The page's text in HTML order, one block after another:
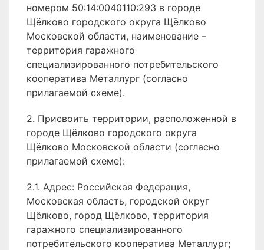
номером 50:14:0040110:293 в городе
Щёлково городского округа Щёлково
Московской области, наименование –
территория гаражного
специализированного потребительского
кооператива Металлург (согласно
прилагаемой схеме).
2. Присвоить территории, расположенной в
городе Щёлково городского округа
Щёлково Московской области (согласно
прилагаемой схеме):
2.1. Адрес: Российская Федерация,
Московская область, городской округ
Щёлково, город Щёлково, территория
гаражного специализированного
потребительского кооператива Металлург;